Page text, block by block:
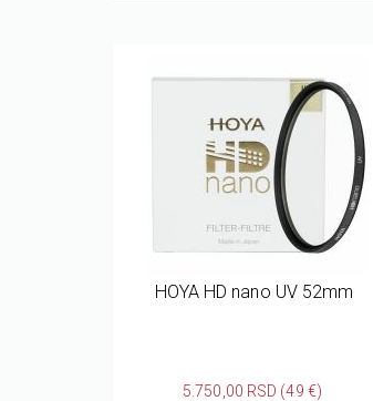
HOYA HD nano UV 52mm
5.750,00 RSD (49 €)